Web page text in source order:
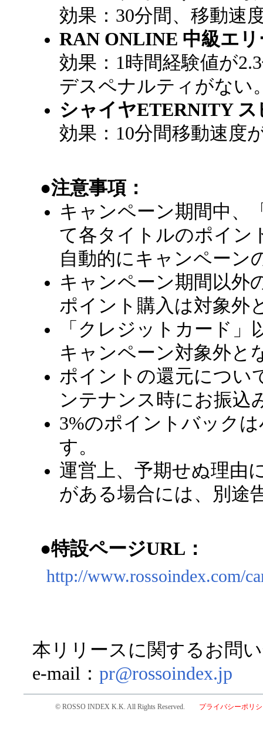
効果：30分間、移動速
RAN ONLINE 中級エ
効果：1時間経験値が
デスペナルティがない
シャイヤETERNITY
効果：10分間移動速度
●注意事項：
キャンペーン期間中、
て各タイトルのポイン
自動的にキャンペーン
キャンペーン期間以外
ポイント購入は対象外
「クレジットカード
キャンペーン対象外と
ポイントの還元につい
ンテナンス時にお振込
3%のポイントバック
す。
運営上、予期せぬ理由
がある場合には、別途
●特設ページURL：
http://www.rossoindex.com/
本リリースに関するお問
e-mail： pr@rossoindex.jp